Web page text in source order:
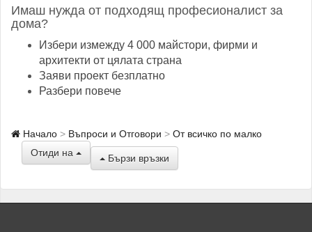
Имаш нужда от подходящ професионалист за
дома?
Избери измежду 4 000 майстори, фирми и
архитекти от цялата страна
Заяви проект безплатно
Разбери повече
Начало Въпроси и Отговори
От всичко по малко
Отиди на
Бързи връзки